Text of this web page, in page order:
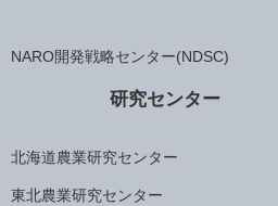
NARO開発戦略センター(NDSC)
研究センター
北海道農業研究センター
東北農業研究センター